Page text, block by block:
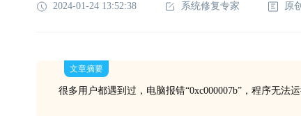
2024-01-24 13:52:38 系统修复专家 原创
文章摘要
很多用户都遇到过，电脑报错“0xc000007b”，程序无法